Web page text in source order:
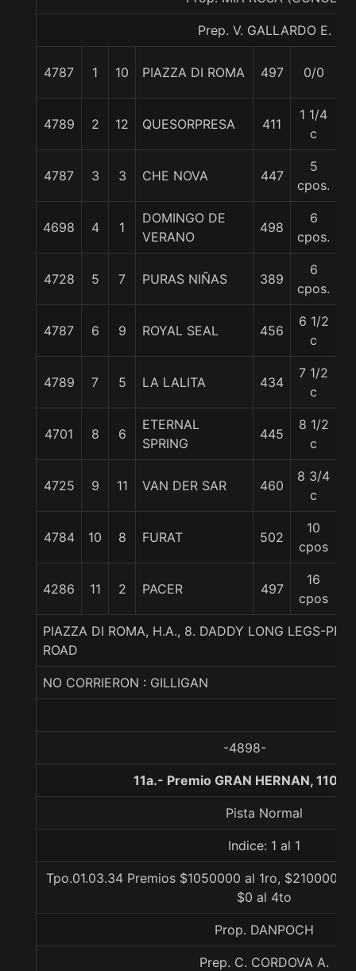
Prep. V. GALLARDO E.
4787 1 10 PIAZZA DI ROMA 497 0/0
4789 2 12 QUESORPRESA 411
1 1/4
c
4787 3 3 CHE NOVA 447
5
cpos.
4698 4 1
DOMINGO DE
VERANO
498
6
cpos.
4728 5 7 PURAS NIÑAS 389
6
cpos.
4787 6 9 ROYAL SEAL 456
6 1/2
c
4789 7 5 LA LALITA 434
7 1/2
c
4701 8 6
ETERNAL
SPRING
445
8 1/2
c
4725 9 11 VAN DER SAR 460
8 3/4
c
4784 10 8 FURAT 502
10
cpos
4286 11 2 PACER 497
16
cpos
PIAZZA DI ROMA, H.A., 8. DADDY LONG LEGS-
ROAD
NO CORRIERON : GILLIGAN
-4898-
11a.- Premio GRAN HERNAN, 1100
Pista Normal
Indice: 1 al 1
Tpo.01.03.34 Premios $1050000 al 1ro, $210000
$0 al 4to
Prop. DANPOCH
Prep. C. CORDOVA A.